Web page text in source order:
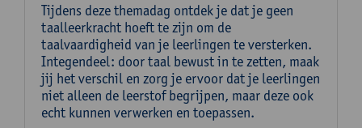
Tijdens deze themadag ontdek je dat je geen
taalleerkracht hoeft te zijn om de
taalvaardigheid van je leerlingen te versterken.
Integendeel: door taal bewust in te zetten, maak
jij het verschil en zorg je ervoor dat je leerlingen
niet alleen de leerstof begrijpen, maar deze ook
echt kunnen verwerken en toepassen.